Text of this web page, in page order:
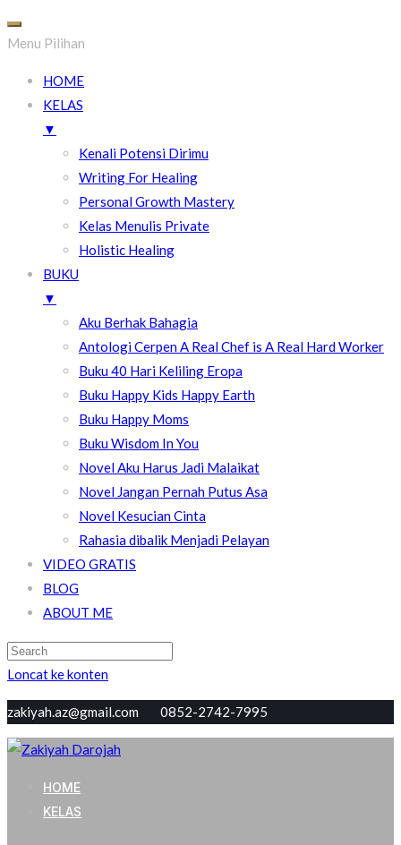
Menu Pilihan
HOME
KELAS
▼
Kenali Potensi Dirimu
Writing For Healing
Personal Growth Mastery
Kelas Menulis Private
Holistic Healing
BUKU
▼
Aku Berhak Bahagia
Antologi Cerpen A Real Chef is A Real Hard Worker
Buku 40 Hari Keliling Eropa
Buku Happy Kids Happy Earth
Buku Happy Moms
Buku Wisdom In You
Novel Aku Harus Jadi Malaikat
Novel Jangan Pernah Putus Asa
Novel Kesucian Cinta
Rahasia dibalik Menjadi Pelayan
VIDEO GRATIS
BLOG
ABOUT ME
Loncat ke konten
zakiyah.az@gmail.com 0852-2742-7995
Zakiyah Darojah
Love, Joy, Peace & Blessed
HOME
KELAS